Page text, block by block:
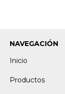
NAVEGACIÓN
Inicio
Productos